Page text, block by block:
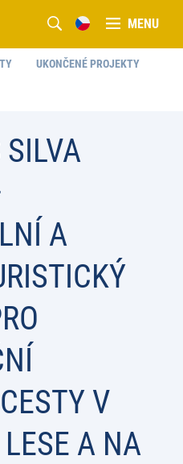
MENU
UKONČENÉ PROJEKTY
SILVA
A
V
A NA